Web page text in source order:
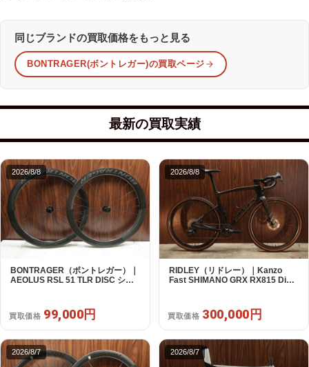
同じブランドの買取価格をもっと見る
BONTRAGER(ボントレガー)の買取ページ
最新の買取実績
2026/8/8
BONTRAGER（ボントレガー）｜
AEOLUS RSL 51 TLR DISC シマ
買取価格 99,000円
2026/8/8
RIDLEY（リドレー）｜Kanzo
Fast SHIMANO GRX RX815 Di2
買取価格 300,000円
2026/8/7 2026/8/7